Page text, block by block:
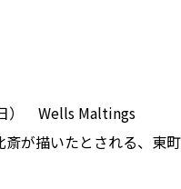
） Wells Maltings
が描いたとされる、東